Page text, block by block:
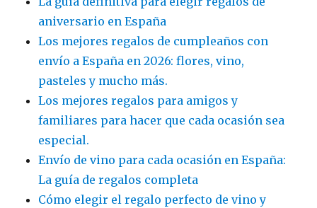
aniversario en España
Los mejores regalos de cumpleaños con
envío a España en 2026: flores, vino,
pasteles y mucho más.
Los mejores regalos para amigos y
familiares para hacer que cada ocasión sea
especial.
Envío de vino para cada ocasión en España:
La guía de regalos completa
Cómo elegir el regalo perfecto de vino y